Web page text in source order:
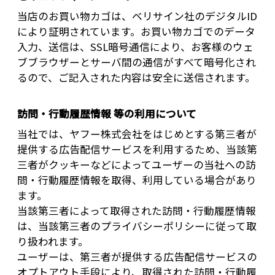
当店のお買い物カゴは、ベリサイン社のデジタルID
により証明されています。お買い物カゴでのデータ
入力、送信は、SSL暗号通信により、お客様のウェ
ブブラウザーとサーバ間の通信がすべて暗号化され
るので、ご記入された内容は安全に送信されます。
訪問・行動履歴情報 等の利用について
当社では、ヤフー株式会社をはじめとする第三者が
提供する広告配信サービスを利用するため、当該第
三者がクッキーなどによってユーザーの当社への訪
問・行動履歴情報を取得、利用している場合があり
ます。
当該第三者によって取得された訪問・行動履歴情報
は、当該第三者のプライバシーポリシーに従って取
り扱われます。
ユーザーは、第三者が提供する広告配信サービスの
オプトアウト手段により、取得された訪問・行動履